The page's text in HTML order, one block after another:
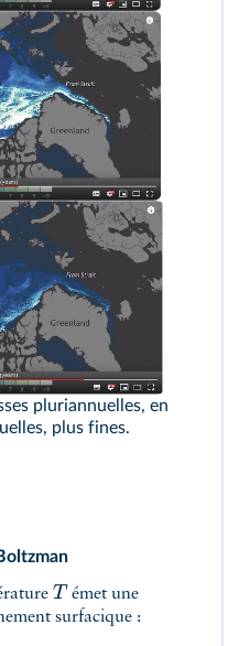
pluriannuelles, en
plus fines.
T émet une
surfacique :